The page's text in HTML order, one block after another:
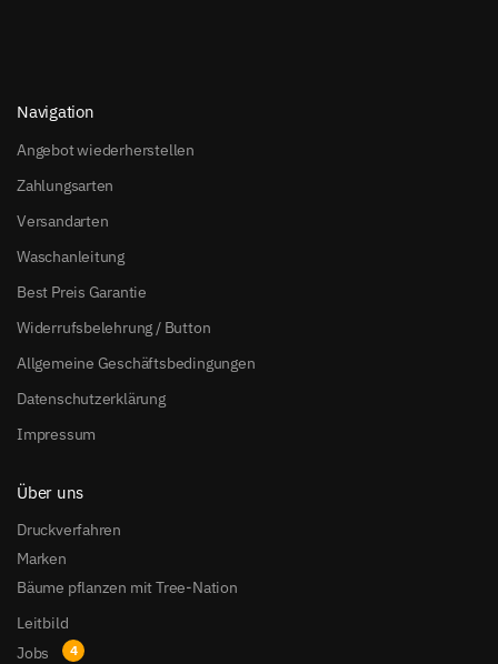
Navigation
Angebot wiederherstellen
Zahlungsarten
Versandarten
Waschanleitung
Best Preis Garantie
Widerrufsbelehrung / Button
Allgemeine Geschäftsbedingungen
Datenschutzerklärung
Impressum
Über uns
Druckverfahren
Marken
Bäume pflanzen mit Tree-Nation
Leitbild
Jobs